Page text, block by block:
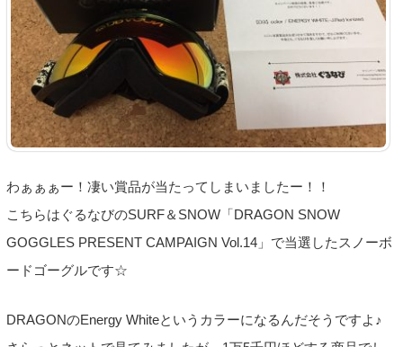
わぁぁぁー！凄い賞品が当たってしまいましたー！！
こちらはぐるなびのSURF＆SNOW「DRAGON SNOW
GOGGLES PRESENT CAMPAIGN Vol.14」で当選したスノーボ
ードゴーグルです☆
DRAGONのEnergy Whiteというカラーになるんだそうですよ♪